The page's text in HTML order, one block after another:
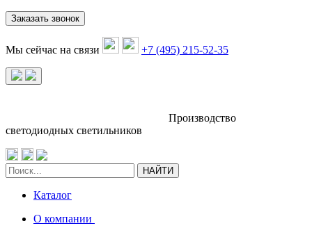
Заказать звонок
Мы сейчас на связи +7 (495) 215-52-35
Производство
светодиодных светильников
НАЙТИ
Каталог
О компании